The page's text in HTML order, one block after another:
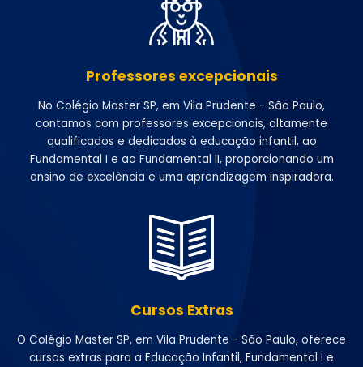
Professores excepcionais
No Colégio Master SP, em Vila Prudente - São Paulo,
contamos com professores excepcionais, altamente
qualificados e dedicados à educação infantil, ao
Fundamental I e ao Fundamental II, proporcionando um
ensino de excelência e uma aprendizagem inspiradora.
Cursos Extras
O Colégio Master SP, em Vila Prudente - São Paulo, oferece
cursos extras para a Educação Infantil, Fundamental I e